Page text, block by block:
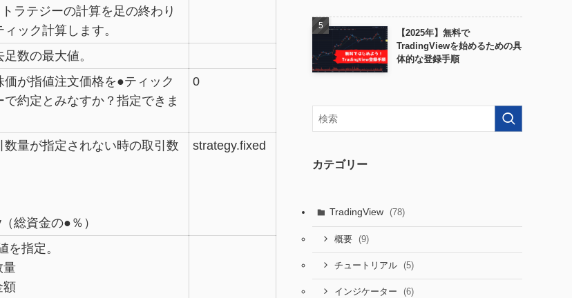
ラテジーの計算を足の終わり
ック計算します。
数の最大値。
が指値注文価格を●ティック
約定とみなすか？指定できま
0
量が指定されない時の取引数
総資金の●％）
strategy.fixed
を指定。
量
額
【2025年】無料で
TradingViewを始めるための具
体的な登録手順
カテゴリー
TradingView (78)
概要 (9)
チュートリアル (5)
インジケーター (6)